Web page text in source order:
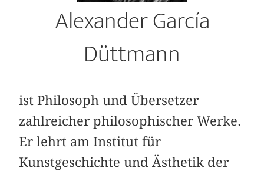
Alexander García
Düttmann
ist Philosoph und Übersetzer
zahlreicher philosophischer Werke.
Er lehrt am Institut für
Kunstgeschichte und Ästhetik der